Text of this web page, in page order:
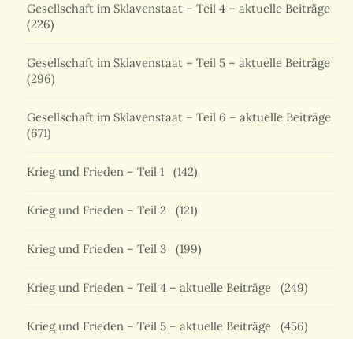
Gesellschaft im Sklavenstaat – Teil 4 – aktuelle Beiträge
(226)
Gesellschaft im Sklavenstaat – Teil 5 – aktuelle Beiträge
(296)
Gesellschaft im Sklavenstaat – Teil 6 – aktuelle Beiträge
(671)
Krieg und Frieden – Teil 1 (142)
Krieg und Frieden – Teil 2 (121)
Krieg und Frieden – Teil 3 (199)
Krieg und Frieden – Teil 4 – aktuelle Beiträge (249)
Krieg und Frieden – Teil 5 – aktuelle Beiträge (456)